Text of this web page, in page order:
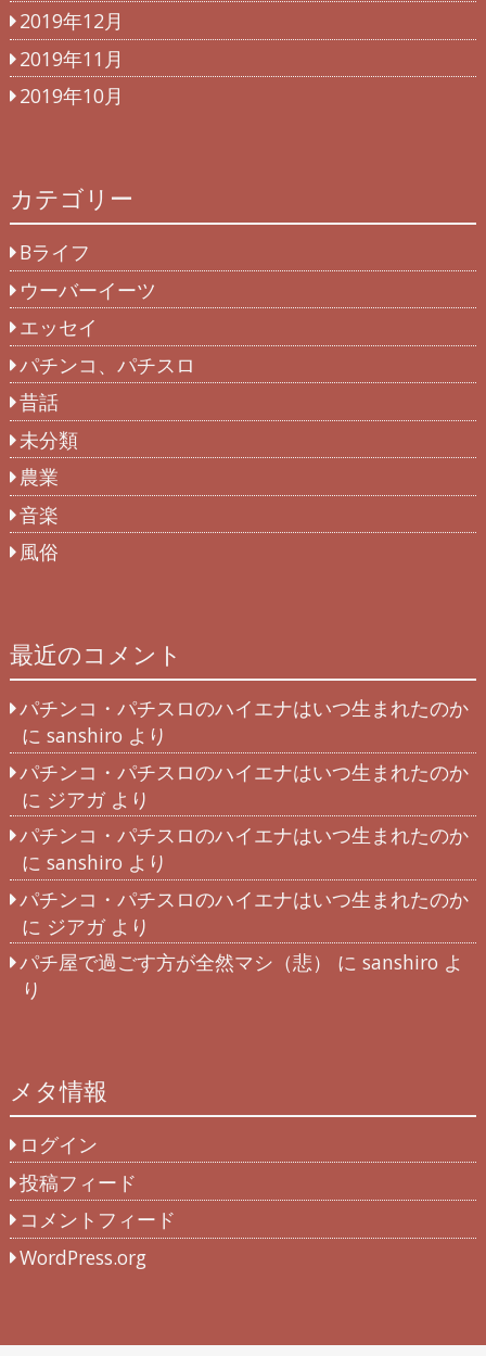
2019年12月
2019年11月
2019年10月
カテゴリー
Bライフ
ウーバーイーツ
エッセイ
パチンコ、パチスロ
昔話
未分類
農業
音楽
風俗
最近のコメント
パチンコ・パチスロのハイエナはいつ生まれたのか
に sanshiro より
パチンコ・パチスロのハイエナはいつ生まれたのか
に ジアガより
パチンコ・パチスロのハイエナはいつ生まれたのか
に sanshiro より
パチンコ・パチスロのハイエナはいつ生まれたのか
に ジアガより
パチ屋で過ごす方が全然マシ（悲）
にsanshiro よ
り
メタ情報
ログイン
投稿フィード
コメントフィード
WordPress.org